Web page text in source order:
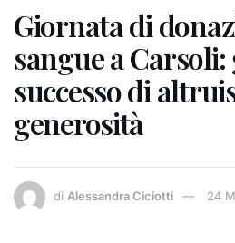
Giornata di
sangue a
successo di
generosità
di Alessandra Ciciotti 24